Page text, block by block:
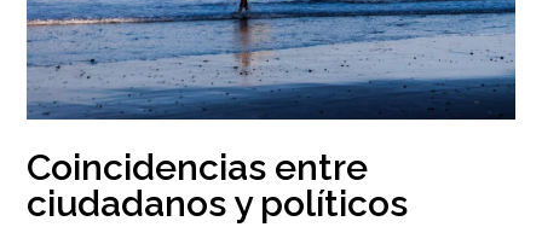
Coincidencias entre
ciudadanos y políticos